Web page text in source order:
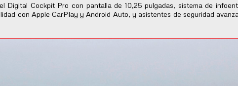
Cockpit Pro con pantalla de 10,25 pulgadas, sistema de
con Apple CarPlay y Android Auto, y asistentes de seguridad